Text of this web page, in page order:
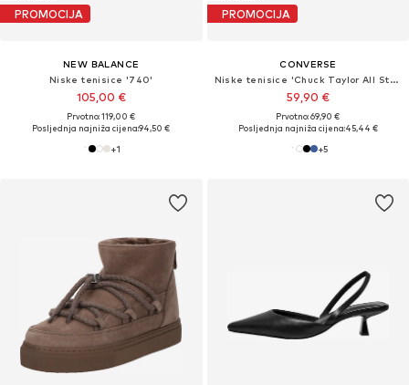
PROMOCIJA
NEW BALANCE
Niske tenisice '740'
105,00 €
Prvotno: 119,00 €
Posljednja najniža cijena:94,50 €
+1
PROMOCIJA
CONVERSE
Niske tenisice 'Chuck Taylor All Star Classic'
59,90 €
Prvotno: 69,90 €
Posljednja najniža cijena:45,44 €
+5